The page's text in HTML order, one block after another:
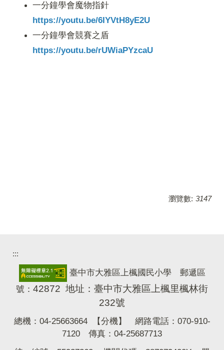
一分鐘學會魔物指針
https://youtu.be/6IYVtH8yE2U
一分鐘學會競賽之盾
https://youtu.be/rUWiaPYzcaU
瀏覽數: 3147
:::
臺中市大雅區上楓國民小學 郵遞區
號： 42872 地址：臺中市大雅區上楓里楓林街
232號
總機：04-25663664 【分機】
網路電話：070-910-
7120 傳真：04-25687713